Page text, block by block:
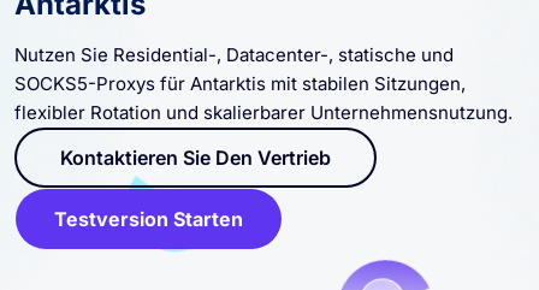
Nutzen Sie Residential-, Datacenter-, statische und
SOCKS5-Proxys für Antarktis mit stabilen Sitzungen,
flexibler Rotation und skalierbarer Unternehmensnutzung.
Kontaktieren Sie Den Vertrieb
Testversion Starten